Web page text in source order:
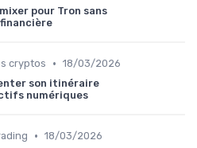
pour Tron sans
cryptos • 18/03/2026
son itinéraire
numériques
• 18/03/2026